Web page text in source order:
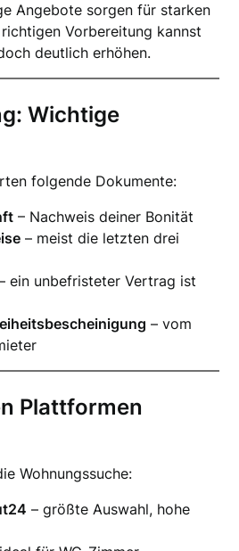
Angebote sorgen für starken
Vorbereitung kannst
deutlich erhöhen.
Wichtige
folgende Dokumente:
– Nachweis deiner Bonität
– meist die letzten drei
ein unbefristeter Vertrag ist
– vom
Plattformen
Wohnungssuche:
– größte Auswahl, hohe